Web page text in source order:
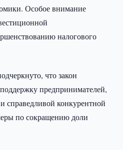
Особое внимание
налогового
что закон
предпринимателей,
справедливой конкурентной
по сокращению доли